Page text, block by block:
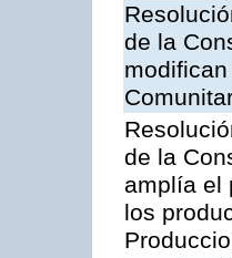
de la
de la
amplía el
los